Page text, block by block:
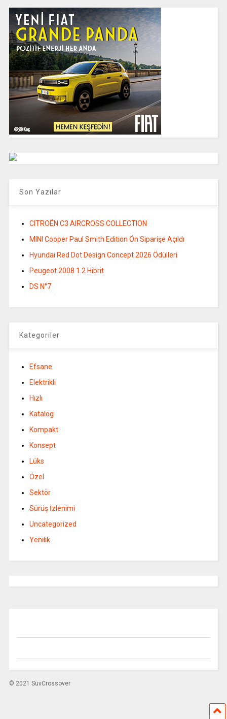
Son Yazılar
CITROËN C3 AIRCROSS COLLECTION
MINI Cooper Paul Smith Edition Ön Siparişe Açıldı
Hyundai Red Dot Design Concept 2026 Ödülleri
Peugeot 2008 1.2 Hibrit
DS N°7
Kategoriler
Efsane
Elektrikli
Hızlı
Katalog
Kompakt
Konsept
Lüks
Özel
Sektör
Sürüş İzlenimi
Uncategorized
Yenilik
© 2021 SuvCrossover